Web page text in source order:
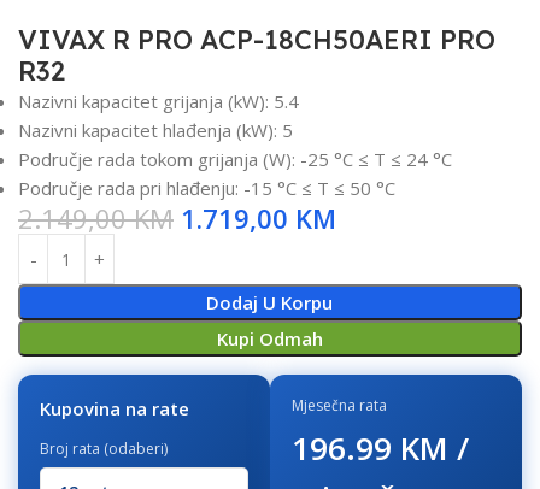
VIVAX R PRO ACP-18CH50AERI PRO
R32
Nazivni kapacitet grijanja (kW): 5.4
Nazivni kapacitet hlađenja (kW): 5
Područje rada tokom grijanja (W): -25 °C ≤ T ≤ 24 °C
Područje rada pri hlađenju: -15 °C ≤ T ≤ 50 °C
2.149,00KM 1.719,00 KM
Dodaj U Korpu
Kupi Odmah
Kupovina na rate
Broj rata (odaberi)
Mjesečna rata
196.99 KM /